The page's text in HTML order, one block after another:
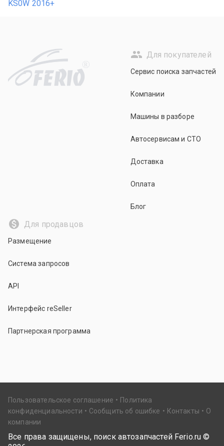
KS0W 2016+
R
Для покупателей
Сервис поиска запчастей
Компании
Машины в разборе
Автосервисам и СТО
Доставка
Оплата
Блог
Для продавцов
Размещение
Система запросов
API
Интерфейс reSeller
Партнерская программа
Пользовательское соглашение
Политика
конфиденциальности
Сообщить об ошибке Контакты
О
компании
Все права защищены, поиск автозапчастей Ferio.ru ©